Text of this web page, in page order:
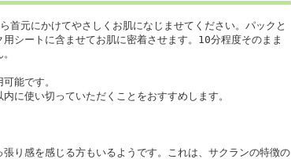
首元にかけてやさしくお肌になじませてください。パックと
シートに含ませてお肌に密着させます。10分程度そのまま
能です。
に使い切っていただくことをおすすめします。
り感を感じる方もいるようです。これは、サクランの特徴の